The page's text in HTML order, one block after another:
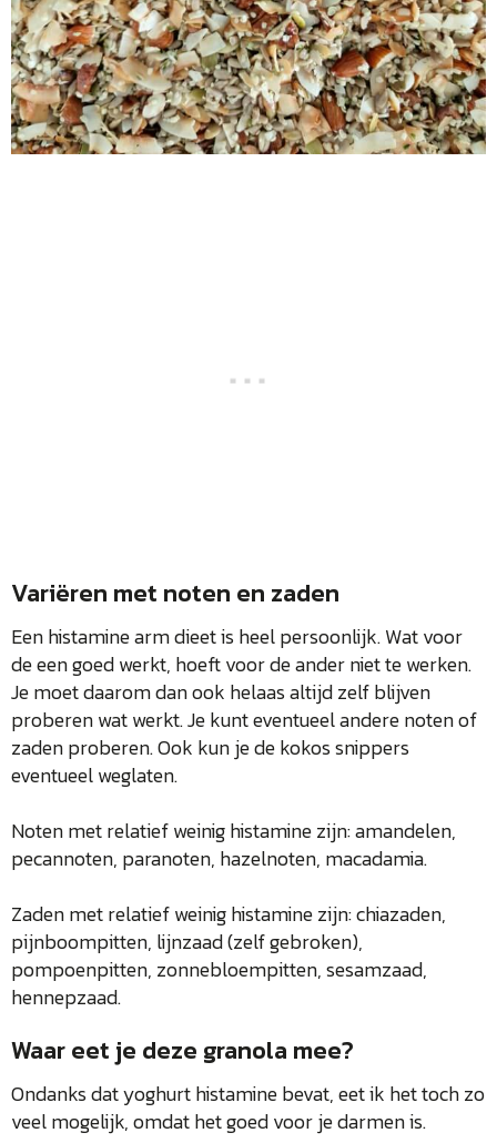
Variëren met noten en zaden
Een histamine arm dieet is heel persoonlijk. Wat voor
de een goed werkt, hoeft voor de ander niet te werken.
Je moet daarom dan ook helaas altijd zelf blijven
proberen wat werkt. Je kunt eventueel andere noten of
zaden proberen. Ook kun je de kokos snippers
eventueel weglaten.
Noten met relatief weinig histamine zijn: amandelen,
pecannoten, paranoten, hazelnoten, macadamia.
Zaden met relatief weinig histamine zijn: chiazaden,
pijnboompitten, lijnzaad (zelf gebroken),
pompoenpitten, zonnebloempitten, sesamzaad,
hennepzaad.
Waar eet je deze granola mee?
Ondanks dat yoghurt histamine bevat, eet ik het toch zo
veel mogelijk, omdat het goed voor je darmen is.